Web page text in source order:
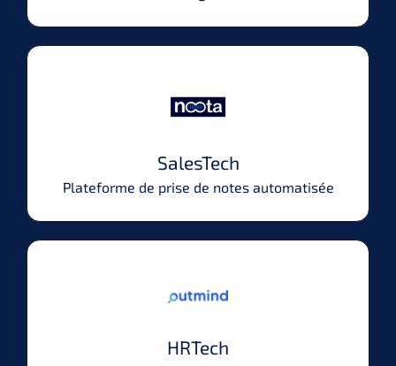
SalesTech
Plateforme de prise de notes automatisée
HRTech